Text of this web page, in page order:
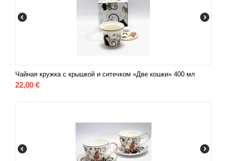
Чайная кружка с крышкой и ситечком «Две кошки» 400 мл
22,00 €